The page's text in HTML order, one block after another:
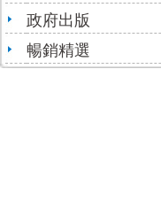
政府出版
暢銷精選